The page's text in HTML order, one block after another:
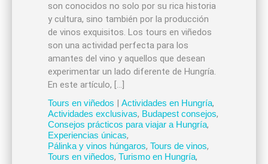
son conocidos no solo por su rica historia
y cultura, sino también por la producción
de vinos exquisitos. Los tours en viñedos
son una actividad perfecta para los
amantes del vino y aquellos que desean
experimentar un lado diferente de Hungría.
En este artículo, […]
Tours en viñedos | Actividades en Hungría,
Actividades exclusivas, Budapest consejos,
Consejos prácticos para viajar a Hungría,
Experiencias únicas,
Pálinka y vinos húngaros, Tours de vinos,
Tours en viñedos, Turismo en Hungría,